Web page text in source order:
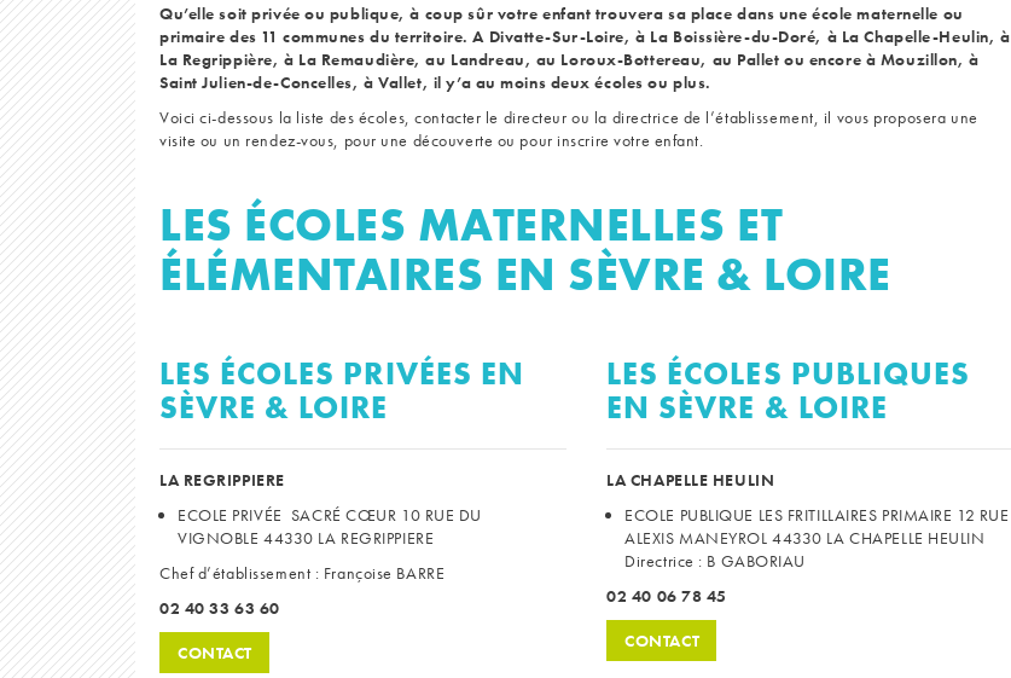
Qu’elle soit privée ou publique, à coup sûr votre enfant trouvera sa place dans une école maternelle ou
primaire des 11 communes du territoire. A Divatte-Sur-Loire, à La Boissière-du-Doré, à La Chapelle-Heulin, à
La Regrippière, à La Remaudière, au Landreau, au Loroux-Bottereau, au Pallet ou encore à Mouzillon, à
Saint Julien-de-Concelles, à Vallet, il y’a au moins deux écoles ou plus.
Voici ci-dessous la liste des écoles, contacter le directeur ou la directrice de l’établissement, il vous proposera une
visite ou un rendez-vous, pour une découverte ou pour inscrire votre enfant.
LES ÉCOLES MATERNELLES ET
ÉLÉMENTAIRES EN SÈVRE & LOIRE
LES ÉCOLES PRIVÉES EN
SÈVRE & LOIRE
LA REGRIPPIERE
ECOLE PRIVÉE SACRÉ CŒUR 10 RUE DU
VIGNOBLE 44330 LA REGRIPPIERE
Chef d’établissement : Françoise BARRE
02 40 33 63 60
CONTACT
LES ÉCOLES PUBLIQUES
EN SÈVRE & LOIRE
LA CHAPELLE HEULIN
ECOLE PUBLIQUE LES FRITILLAIRES PRIMAIRE 12 RUE
ALEXIS MANEYROL 44330 LA CHAPELLE HEULIN
Directrice : B GABORIAU
02 40 06 78 45
CONTACT